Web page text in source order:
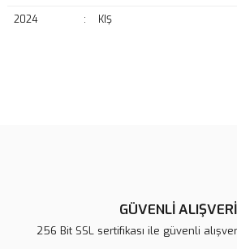
2024 : KIŞ
Ürün açıklamasında eksik bilgiler bulunuyor.
GÜVENLİ
256 Bit SSL sertifikası ile güvenli